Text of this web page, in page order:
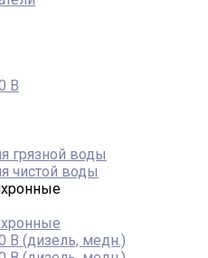
В
грязной воды
чистой воды
В (дизель, медн.)